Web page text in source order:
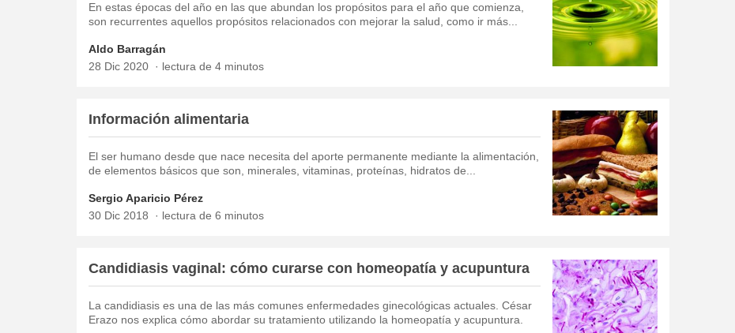
En estas épocas del año en las que abundan los propósitos para el año que comienza,
son recurrentes aquellos propósitos relacionados con mejorar la salud, como ir más...
Aldo Barragán
28 Dic 2020
lectura de 4 minutos
Información alimentaria
El ser humano desde que nace necesita del aporte permanente mediante la alimentación,
de elementos básicos que son, minerales, vitaminas, proteínas, hidratos de...
Sergio Aparicio Pérez
30 Dic 2018
lectura de 6 minutos
Candidiasis vaginal: cómo curarse con homeopatía y acupuntura
La candidiasis es una de las más comunes enfermedades ginecológicas actuales. César
Erazo nos explica cómo abordar su tratamiento utilizando la homeopatía y acupuntura.